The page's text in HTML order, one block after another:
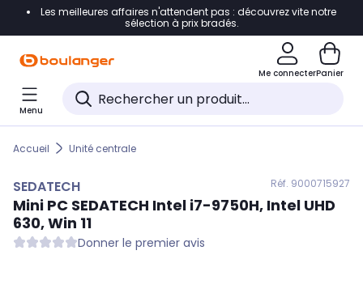
Accéder directement à la navigation
Accéder directement au pied de page
Accéder directement au chatbot
Les meilleures affaires n'attendent pas : découvrez vite notre
sélection à prix bradés.
Me connecterPanier
Menu
Accueil Unité centrale
SEDATECH Réf. 9000715927
Mini PC SEDATECH Intel i7-9750H, Intel UHD
630, Win 11
Donner le premier avis